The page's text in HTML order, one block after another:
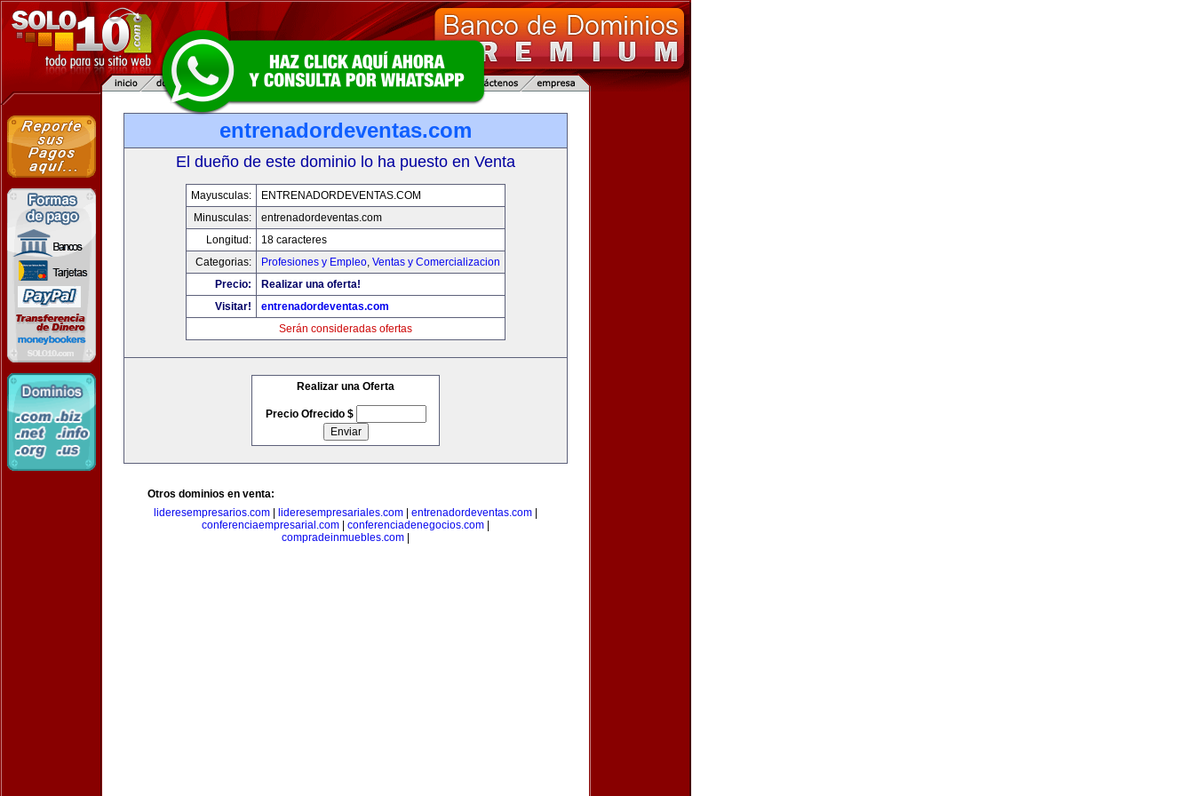
entrenadordeventas.com
El dueño de este dominio lo ha puesto en Venta
Mayusculas:
ENTRENADORDEVENTAS.COM
Minusculas:
entrenadordeventas.com
Longitud:
18 caracteres
Categorias:
Profesiones y Empleo, Ventas y Comercializacion
Precio:
Realizar una oferta!
Visitar!
entrenadordeventas.com
Serán consideradas ofertas
Realizar una Oferta
Precio Ofrecido $
Otros dominios en venta:
lideresempresarios.com
lideresempresariales.com entrenadordeventas.com
conferenciaempresarial.com
conferenciadenegocios.com
compradeinmuebles.com